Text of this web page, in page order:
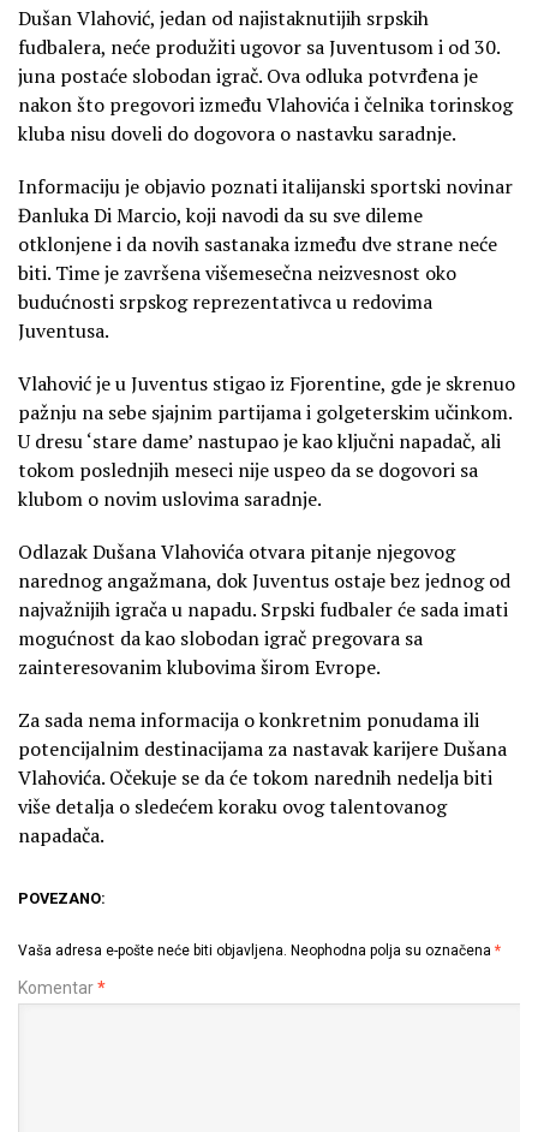
Dušan Vlahović, jedan od najistaknutijih srpskih
fudbalera, neće produžiti ugovor sa Juventusom i od 30.
juna postaće slobodan igrač. Ova odluka potvrđena je
nakon što pregovori između Vlahovića i čelnika torinskog
kluba nisu doveli do dogovora o nastavku saradnje.
Informaciju je objavio poznati italijanski sportski novinar
Đanluka Di Marcio, koji navodi da su sve dileme
otklonjene i da novih sastanaka između dve strane neće
biti. Time je završena višemesečna neizvesnost oko
budućnosti srpskog reprezentativca u redovima
Juventusa.
Vlahović je u Juventus stigao iz Fjorentine, gde je skrenuo
pažnju na sebe sjajnim partijama i golgeterskim učinkom.
U dresu ‘stare dame’ nastupao je kao ključni napadač, ali
tokom poslednjih meseci nije uspeo da se dogovori sa
klubom o novim uslovima saradnje.
Odlazak Dušana Vlahovića otvara pitanje njegovog
narednog angažmana, dok Juventus ostaje bez jednog od
najvažnijih igrača u napadu. Srpski fudbaler će sada imati
mogućnost da kao slobodan igrač pregovara sa
zainteresovanim klubovima širom Evrope.
Za sada nema informacija o konkretnim ponudama ili
potencijalnim destinacijama za nastavak karijere Dušana
Vlahovića. Očekuje se da će tokom narednih nedelja biti
više detalja o sledećem koraku ovog talentovanog
napadača.
POVEZANO:
Vaša adresa e-pošte neće biti objavljena. Neophodna polja su označena *
Komentar*